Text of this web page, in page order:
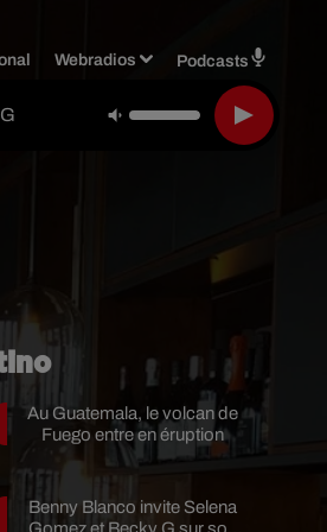
Webradios Podcasts
Au Guatemala, le volcan de
Fuego entre en éruption
Benny Blanco invite Selena
Gomez et Becky G sur son